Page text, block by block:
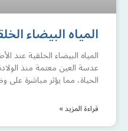
المياه البيضاء
المياه البيضاء الخلقية
عدسة العين معتمة منذ
الحياة، مما يؤثر مباشرة على
قراءة المزيد »